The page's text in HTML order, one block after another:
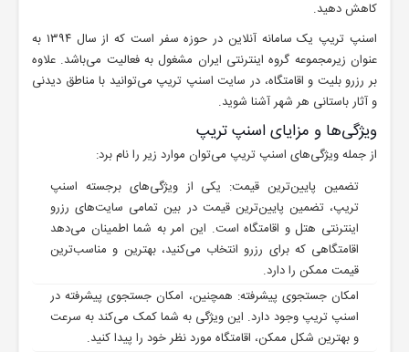
کاهش دهید.
اسنپ تریپ یک سامانه آنلاین در حوزه سفر است که از سال ۱۳۹۴ به
عنوان زیرمجموعه گروه اینترنتی ایران مشغول به فعالیت می‌باشد. علاوه
بر رزرو بلیت و اقامتگاه، در سایت اسنپ تریپ می‌توانید با مناطق دیدنی
و آثار باستانی هر شهر آشنا شوید.
ویژگی‌ها و مزایای اسنپ تریپ
از جمله ویژگی‌های اسنپ تریپ می‌توان موارد زیر را نام برد:
تضمین پایین‌ترین قیمت: یکی از ویژگی‌های برجسته اسنپ
تریپ، تضمین پایین‌ترین قیمت در بین تمامی سایت‌های رزرو
اینترنتی هتل و اقامتگاه است. این امر به شما اطمینان می‌دهد
اقامتگاهی که برای رزرو انتخاب می‌کنید، بهترین و مناسب‌ترین
قیمت ممکن را دارد.
امکان جستجوی پیشرفته: همچنین، امکان جستجوی پیشرفته در
اسنپ تریپ وجود دارد. این ویژگی به شما کمک می‌کند به سرعت
و بهترین شکل ممکن، اقامتگاه مورد نظر خود را پیدا کنید.